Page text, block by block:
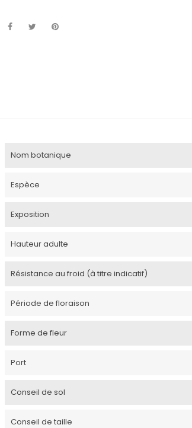
Nom botanique
Espèce
Exposition
Hauteur adulte
Résistance au froid (à titre indicatif)
Période de floraison
Forme de fleur
Port
Conseil de sol
Conseil de taille